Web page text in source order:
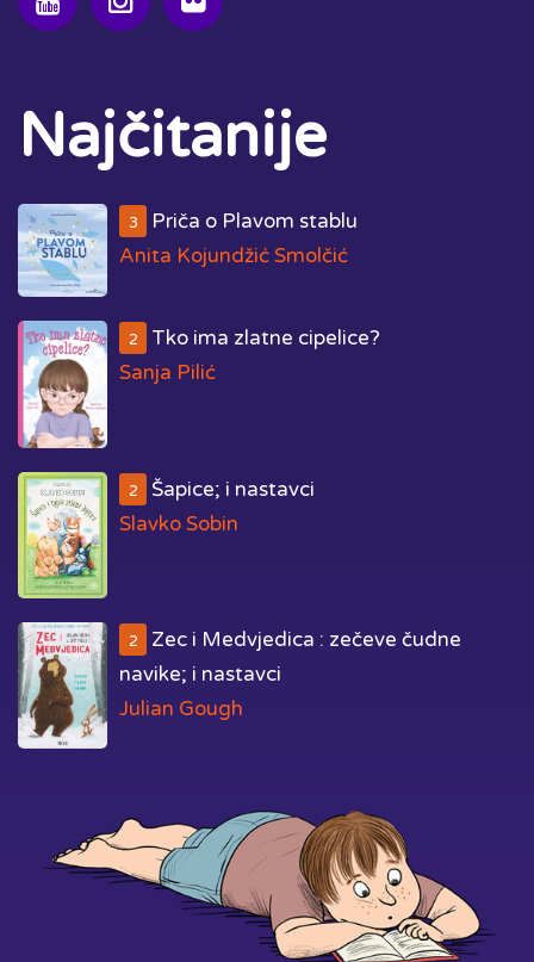
Najčitanije
3
Priča o Plavom stablu
Anita Kojundžić Smolčić
2
Tko ima zlatne cipelice?
Sanja Pilić
2
Šapice; i nastavci
Slavko Sobin
2
Zec i Medvjedica : zečeve čudne
navike; i nastavci
Julian Gough